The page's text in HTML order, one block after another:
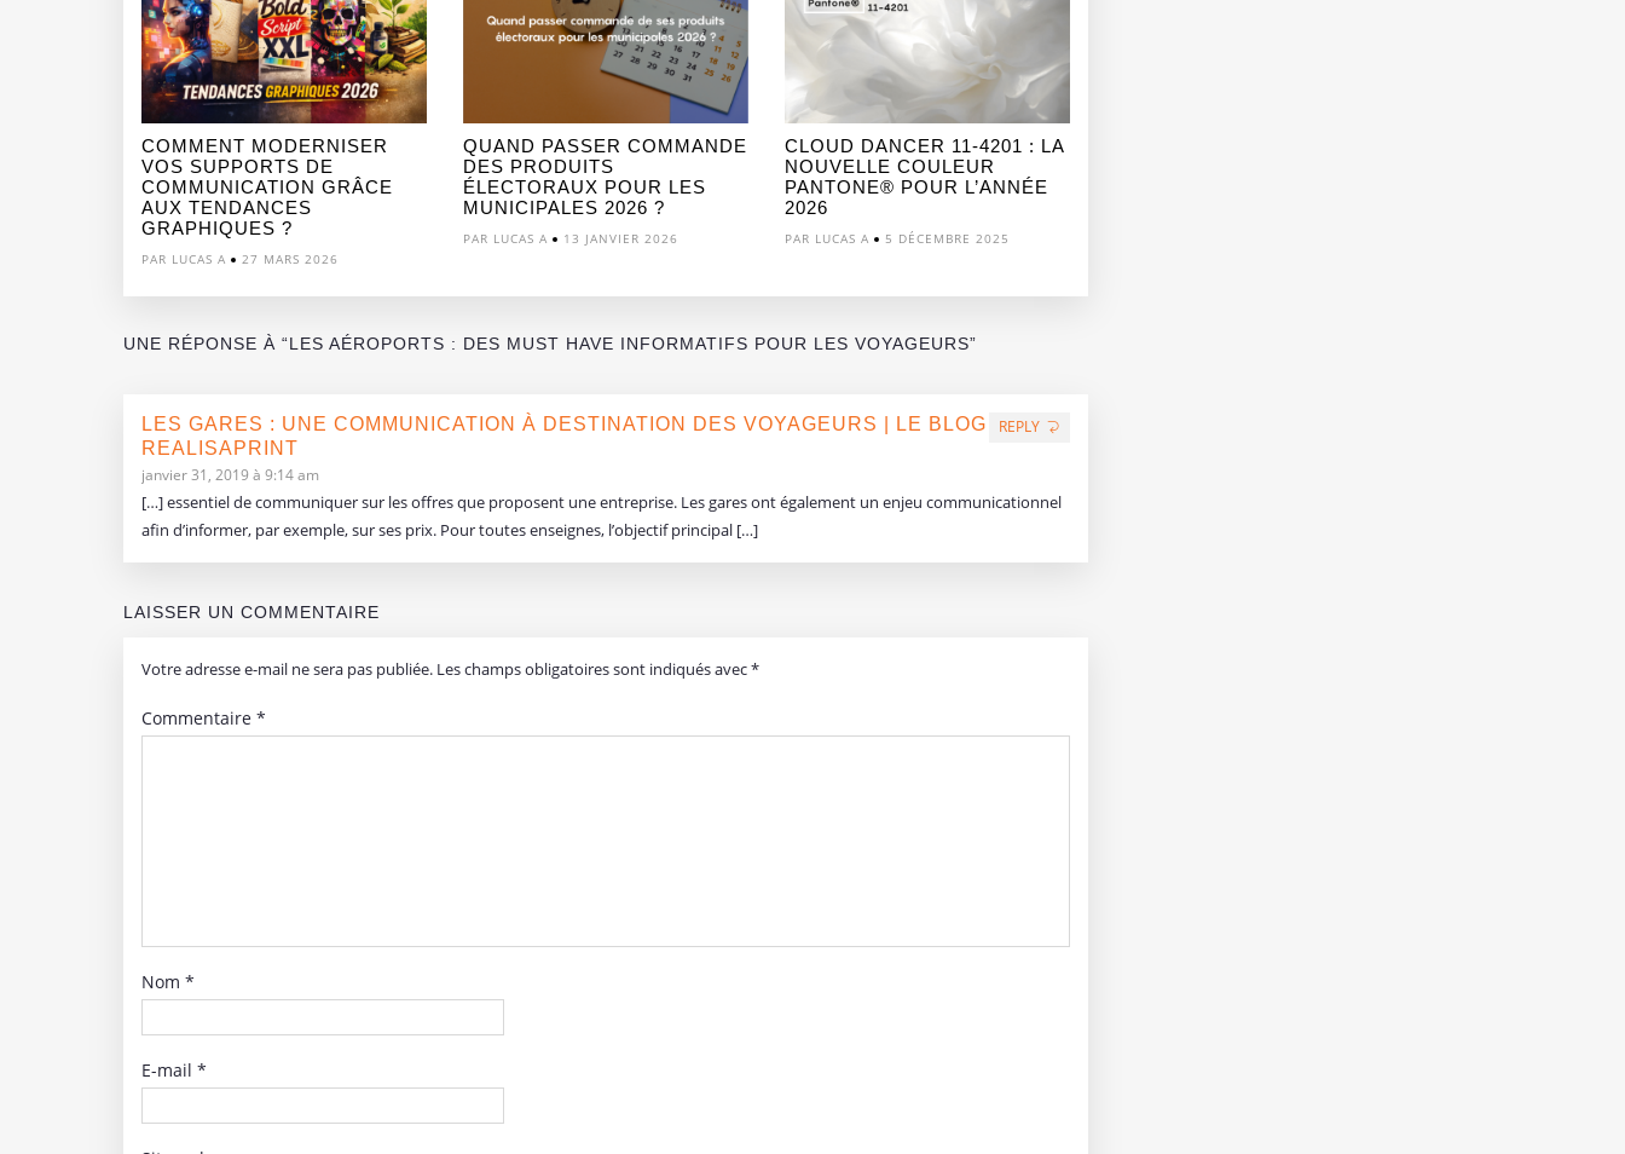
COMMENT MODERNISER
VOS SUPPORTS DE
COMMUNICATION GRÂCE
AUX TENDANCES
GRAPHIQUES ?
PAR LUCAS A 27 MARS 2026
QUAND PASSER COMMANDE
DES PRODUITS
ÉLECTORAUX POUR LES
MUNICIPALES 2026 ?
PAR LUCAS A 13 JANVIER 2026
CLOUD DANCER 11-4201 : LA
NOUVELLE COULEUR
PANTONE® POUR L’ANNÉE
2026
PAR LUCAS A 5 DÉCEMBRE 2025
UNE RÉPONSE À “LES AÉROPORTS : DES MUST HAVE INFORMATIFS POUR LES VOYAGEURS”
REPLY
LES GARES : UNE COMMUNICATION À DESTINATION DES VOYAGEURS | LE BLOG
REALISAPRINT
janvier 31, 2019 à 9:14 am
[…] essentiel de communiquer sur les offres que proposent une entreprise. Les gares ont également un enjeu communicationnel
afin d’informer, par exemple, sur ses prix. Pour toutes enseignes, l’objectif principal […]
LAISSER UN COMMENTAIRE
Votre adresse e-mail ne sera pas publiée. Les champs obligatoires sont indiqués avec*
Commentaire *
Nom *
E-mail *